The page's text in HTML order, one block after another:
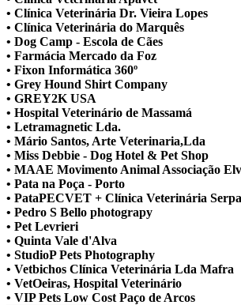
• Clínica Veterinária Dr. Vieira Lopes
• Clínica Veterinária do Marquês
• Dog Camp - Escola de Cães
• Farmácia Mercado da Foz
• Fixon Informática 360º
• Grey Hound Shirt Company
• GREY2K USA
• Hospital Veterinário de Massamá
• Letramagnetic Lda.
• Mário Santos, Arte Veterinaria,Lda
• Miss Debbie - Dog Hotel & Pet Shop
• MAAE Movimento Animal Associação
• Pata na Poça - Porto
• PataPECVET + Clínica Veterinária Serpa
• Pedro S Bello photograpy
• Pet Levrieri
• Quinta Vale d'Alva
• StudioP Pets Photography
• Vetbichos Clínica Veterinária Lda Mafra
• VetOeiras, Hospital Veterinário
• VIP Pets Low Cost Paço de Arcos